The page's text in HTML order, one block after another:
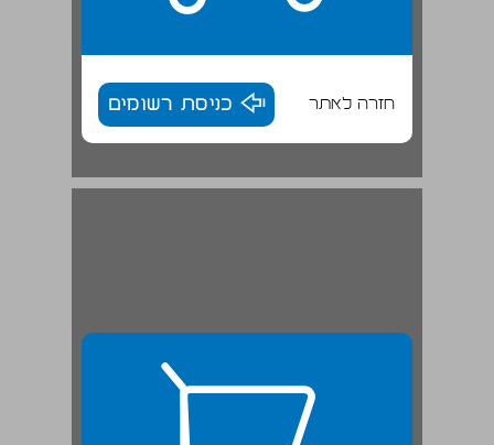
חזרה לאתר כניסת רשומים